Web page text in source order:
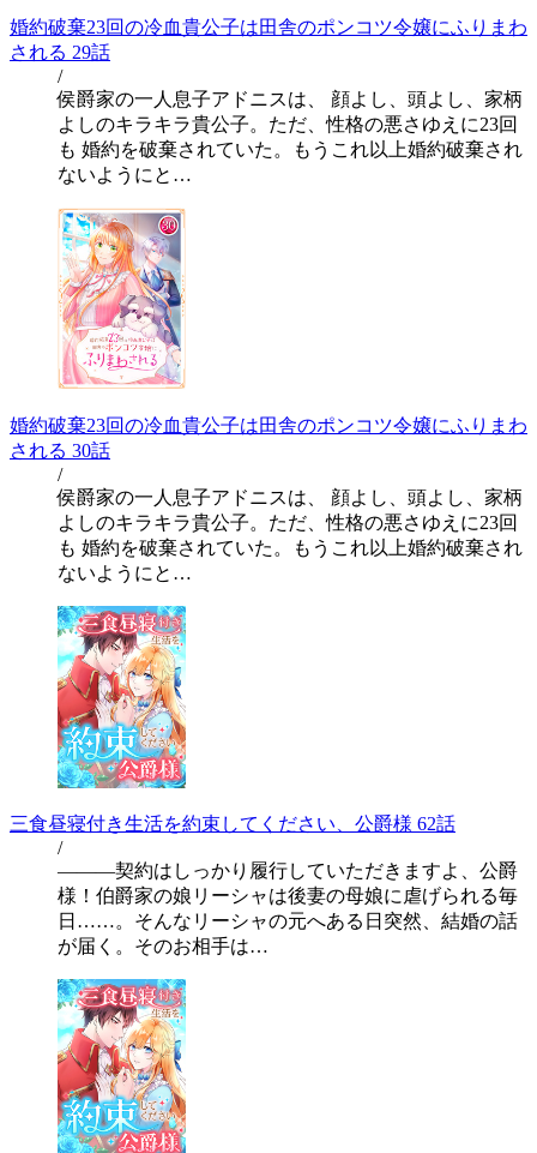
婚約破棄23回の冷血貴公子は田舎のポンコツ令嬢にふりまわ
される 29話
/
侯爵家の一人息子アドニスは、 顔よし、頭よし、家柄
よしのキラキラ貴公子。ただ、性格の悪さゆえに23回
も 婚約を破棄されていた。もうこれ以上婚約破棄され
ないようにと…
婚約破棄23回の冷血貴公子は田舎のポンコツ令嬢にふりまわ
される 30話
/
侯爵家の一人息子アドニスは、 顔よし、頭よし、家柄
よしのキラキラ貴公子。ただ、性格の悪さゆえに23回
も 婚約を破棄されていた。もうこれ以上婚約破棄され
ないようにと…
三食昼寝付き生活を約束してください、公爵様 62話
/
―――契約はしっかり履行していただきますよ、公爵
様！伯爵家の娘リーシャは後妻の母娘に虐げられる毎
日……。そんなリーシャの元へある日突然、結婚の話
が届く。そのお相手は…